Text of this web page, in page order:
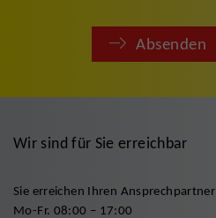
Absenden
Wir sind für Sie erreichbar
Sie erreichen Ihren Ansprechpartner
Mo-Fr. 08:00 – 17:00